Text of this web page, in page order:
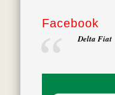
Facebook
Delta Fiat